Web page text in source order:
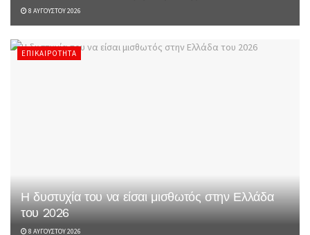
8 ΑΥΓΟΎΣΤΟΥ 2026
ΕΠΙΚΑΙΡΌΤΗΤΑ
Η δυστυχία του να είσαι μισθωτός στην Ελλάδα
του 2026
8 ΑΥΓΟΎΣΤΟΥ 2026